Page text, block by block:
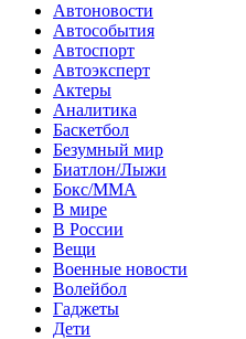
Автоновости
Автособытия
Автоспорт
Автоэксперт
Актеры
Аналитика
Баскетбол
Безумный мир
Биатлон/Лыжи
Бокс/MMA
В мире
В России
Вещи
Военные новости
Волейбол
Гаджеты
Дети